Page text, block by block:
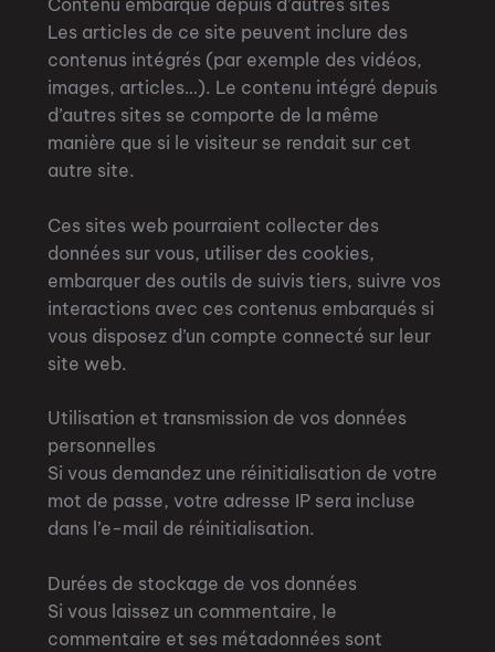
Les articles de ce site peuvent inclure des
contenus intégrés (par exemple des vidéos,
images, articles…). Le contenu intégré depuis
d’autres sites se comporte de la même
manière que si le visiteur se rendait sur cet
autre site.
Ces sites web pourraient collecter des
données sur vous, utiliser des cookies,
embarquer des outils de suivis tiers, suivre vos
interactions avec ces contenus embarqués si
vous disposez d’un compte connecté sur leur
site web.
Utilisation et transmission de vos données
personnelles
Si vous demandez une réinitialisation de votre
mot de passe, votre adresse IP sera incluse
dans l’e-mail de réinitialisation.
Durées de stockage de vos données
Si vous laissez un commentaire, le
commentaire et ses métadonnées sont